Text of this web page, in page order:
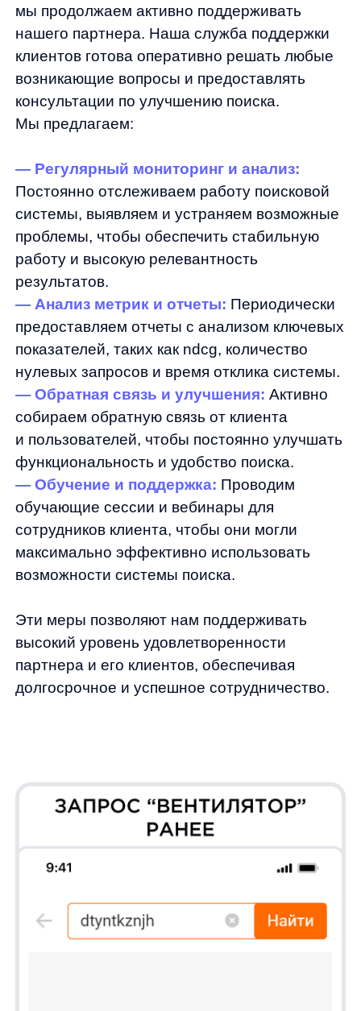
максимально эффективно использовать
возможности системы поиска.
Эти меры позволяют нам поддерживать
высокий уровень удовлетворенности
партнера и его клиентов, обеспечивая
долгосрочное и успешное сотрудничество.